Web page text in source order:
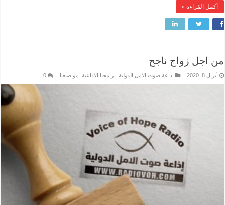
أكمل القراءة »
من اجل زواج ناجح
أبريل 8, 2020 اذاعة صوت الامل الدولية برامجنا الاذاعية مواضيعنا 0